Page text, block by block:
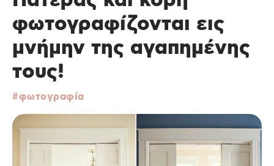
φωτογραφίζονται εις
μνήμην της αγαπημένης
τους!
φωτογραφία